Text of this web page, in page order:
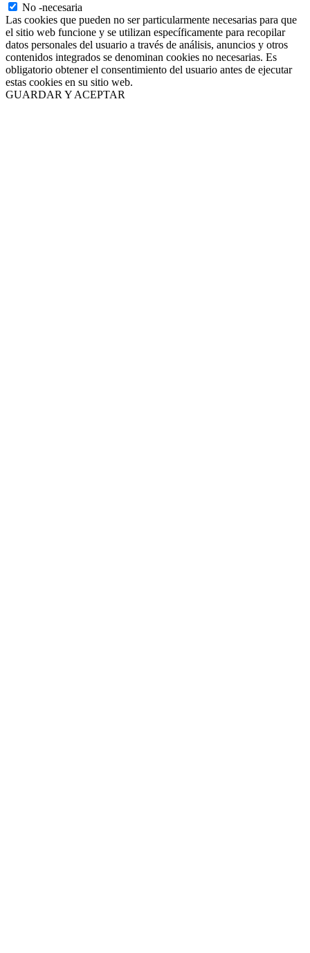
No -necesaria
Las cookies que pueden no ser particularmente necesarias para que
el sitio web funcione y se utilizan específicamente para recopilar
datos personales del usuario a través de análisis, anuncios y otros
contenidos integrados se denominan cookies no necesarias. Es
obligatorio obtener el consentimiento del usuario antes de ejecutar
estas cookies en su sitio web.
GUARDAR Y ACEPTAR